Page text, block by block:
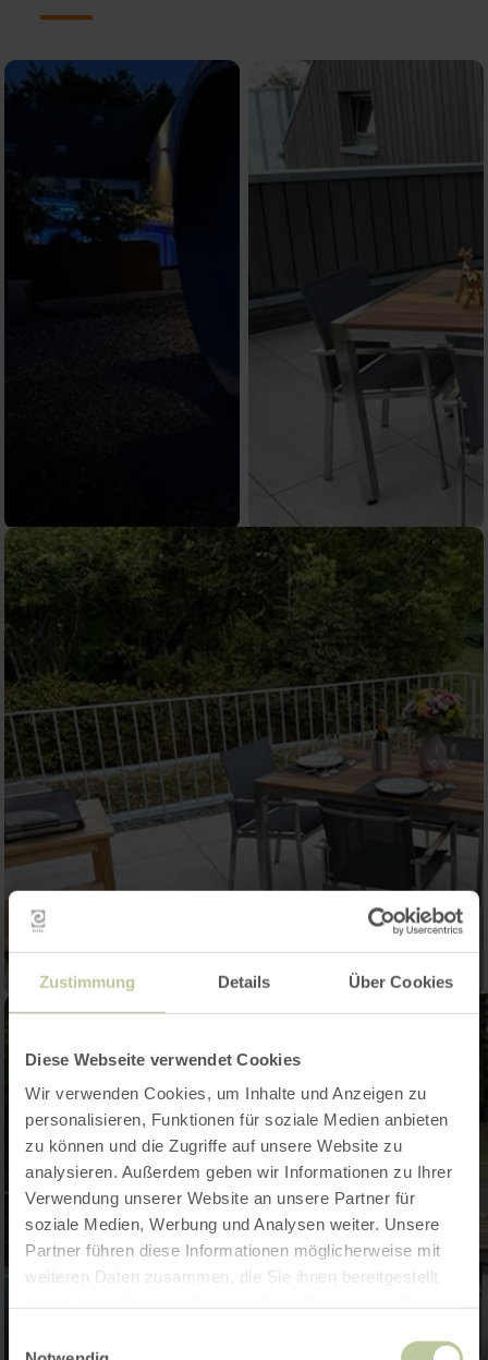
Zustimmung Details Über Cookies
Diese Webseite verwendet Cookies
Wir verwenden Cookies, um Inhalte und Anzeigen zu
personalisieren, Funktionen für soziale Medien anbieten
zu können und die Zugriffe auf unsere Website zu
analysieren. Außerdem geben wir Informationen zu Ihrer
Verwendung unserer Website an unsere Partner für
soziale Medien, Werbung und Analysen weiter. Unsere
Partner führen diese Informationen möglicherweise mit
weiteren Daten zusammen, die Sie ihnen bereitgestellt